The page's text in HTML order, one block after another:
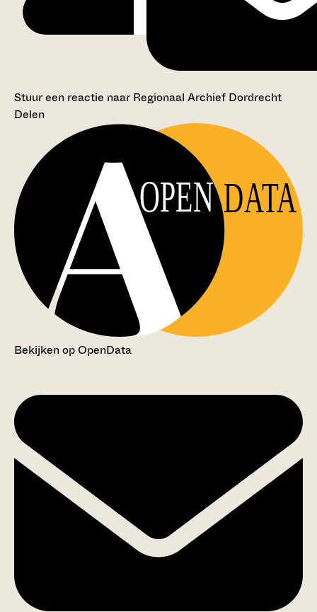
Stuur een reactie naar Regionaal Archief Dordrecht
Delen
OPEN DATA
Bekijken op OpenData